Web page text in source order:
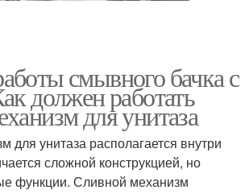
смывного бачка с
должен работать
для унитаза
для унитаза располагается внутри
сложной конструкцией, но
функции. Сливной механизм